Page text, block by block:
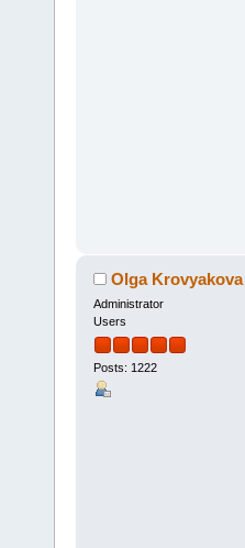
Olga Krovyakova
Administrator
Users
Posts: 1222